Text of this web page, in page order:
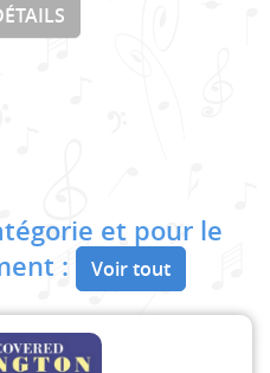
et pour le
:
Voir tout